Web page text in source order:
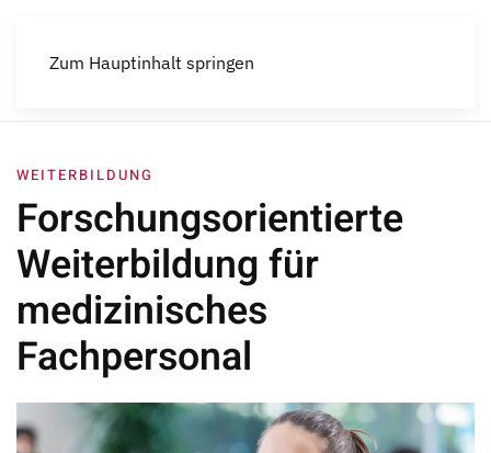
Zum Hauptinhalt springen
WEITERBILDUNG
Forschungsorientierte
Weiterbildung für
medizinisches
Fachpersonal